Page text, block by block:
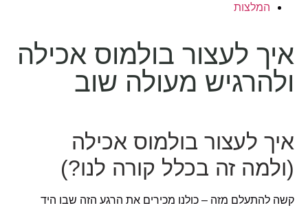
המלצות
איך לעצור בולמוס אכילה
ולהרגיש מעולה שוב
איך לעצור בולמוס אכילה
(ולמה זה בכלל קורה לנו?)
קשה להתעלם מזה – כולנו מכירים את הרגע הזה שבו היד